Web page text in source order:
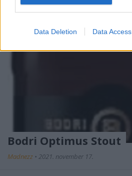
Data Deletion Data Access
Bodri Optimus Stout
Madnezz • 2021. november 17.